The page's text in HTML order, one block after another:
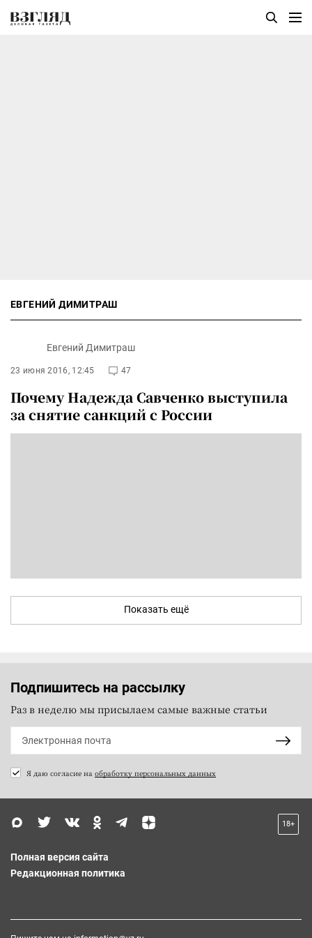
ЕВГЕНИЙ ДИМИТРАШ
Евгений Димитраш
23 июня 2016, 12:45 47
Почему Надежда Савченко выступила
за снятие санкций с России
Показать ещё
Подпишитесь на рассылку
Раз в неделю мы присылаем самые важные статьи
Я даю согласие на обработку персональных данных
18+
Полная версия сайта
Редакционная политика